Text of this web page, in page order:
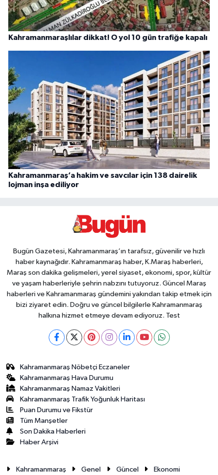
Kahramanmaraşlılar dikkat! O yol 10 gün trafiğe kapalı
Kahramanmaraş’a hakim ve savcılar için 138 dairelik
lojman inşa ediliyor
Bugün Gazetesi, Kahramanmaraş’ın tarafsız, güvenilir ve hızlı
haber kaynağıdır. Kahramanmaraş haber, K.Maraş haberleri,
Maraş son dakika gelişmeleri, yerel siyaset, ekonomi, spor, kültür
ve yaşam haberleriyle şehrin nabzını tutuyoruz. Güncel Maraş
haberleri ve Kahramanmaraş gündemini yakından takip etmek için
bizi ziyaret edin. Doğru ve güncel bilgilerle Kahramanmaraş
halkına hizmet etmeye devam ediyoruz. Test
Kahramanmaraş Nöbetçi Eczaneler
Kahramanmaraş Hava Durumu
Kahramanmaraş Namaz Vakitleri
Kahramanmaraş Trafik Yoğunluk Haritası
Puan Durumu ve Fikstür
Tüm Manşetler
Son Dakika Haberleri
Haber Arşivi
Kahramanmaraş Genel Güncel Ekonomi